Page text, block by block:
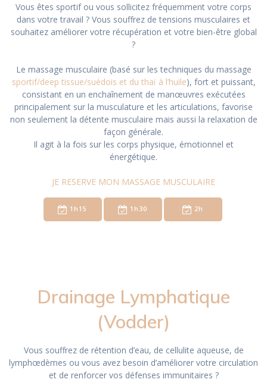
Vous êtes sportif ou vous sollicitez fréquemment votre corps
dans votre travail ? Vous souffrez de tensions musculaires et
souhaitez améliorer votre récupération et votre bien-être global
?
Le massage musculaire (basé sur les techniques du massage
sportif/deep tissue/suédois et du thaï à l’huile), fort et puissant,
consistant en un enchaînement de manœuvres exécutées
principalement sur la musculature et les articulations, favorise
non seulement la détente musculaire mais aussi la relaxation de
façon générale.
Il agit à la fois sur les corps physique, émotionnel et
énergétique.
JE RESERVE MON MASSAGE MUSCULAIRE
1h15 1h30 2h
Drainage Lymphatique
(Vodder)
Vous souffrez de rétention d’eau, de cellulite aqueuse, de
lymphœdèmes ou vous avez besoin d’améliorer votre circulation
et de renforcer vos défenses immunitaires ?